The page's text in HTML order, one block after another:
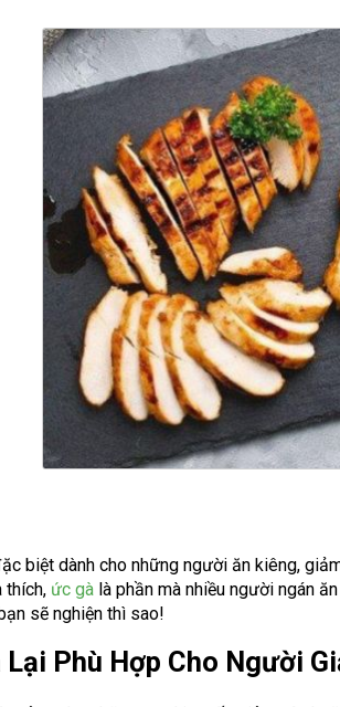
biệt dành cho những người ăn kiêng,
thích, ức gà là phần mà nhiều người ngán
sẽ nghiện thì sao!
Phù Hợp Cho Người